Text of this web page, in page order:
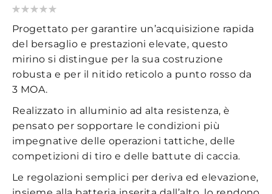
Valutazione:
Progettato per garantire un’acquisizione rapida
del bersaglio e prestazioni elevate, questo
mirino si distingue per la sua costruzione
robusta e per il nitido reticolo a punto rosso da
3 MOA.
Realizzato in alluminio ad alta resistenza, è
pensato per sopportare le condizioni più
impegnative delle operazioni tattiche, delle
competizioni di tiro e delle battute di caccia.
Le regolazioni semplici per deriva ed elevazione,